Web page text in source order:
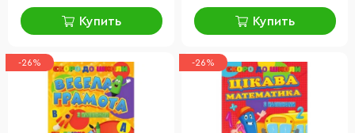
Купить Купить
-26%
Скидка! -26%
Скидка!